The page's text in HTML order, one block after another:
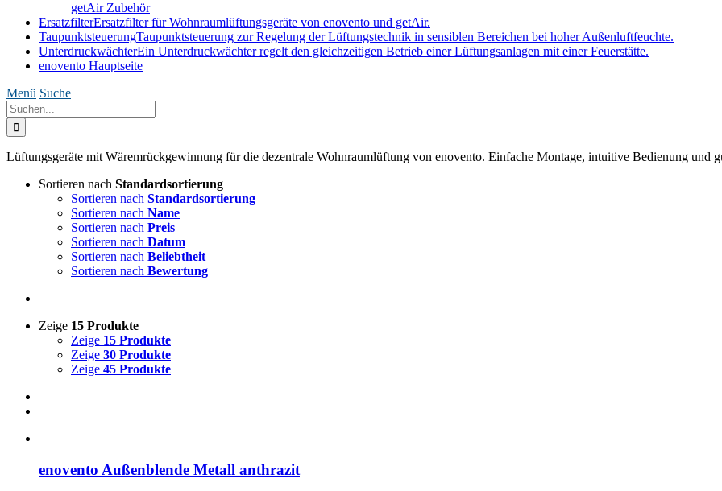
getAir Zubehör
ErsatzfilterErsatzfilter für Wohnraumlüftungsgeräte von enovento und getAir.
TaupunktsteuerungTaupunktsteuerung zur Regelung der Lüftungstechnik in sensiblen Bereichen bei hoher Außenluftfeuchte.
UnterdruckwächterEin Unterdruckwächter regelt den gleichzeitigen Betrieb einer Lüftungsanlagen mit einer Feuerstätte.
enovento Hauptseite
Menü Suche
Suche
nach:
Lüftungsgeräte mit Wäremrückgewinnung für die dezentrale Wohnraumlüftung von enovento. Einfache Montage, intuitive Bedienung und
Sortieren nach Standardsortierung
Sortieren nach Standardsortierung
Sortieren nach Name
Sortieren nach Preis
Sortieren nach Datum
Sortieren nach Beliebtheit
Sortieren nach Bewertung
Zeige 15 Produkte
Zeige 15 Produkte
Zeige 30 Produkte
Zeige 45 Produkte
enovento Außenblende Metall anthrazit